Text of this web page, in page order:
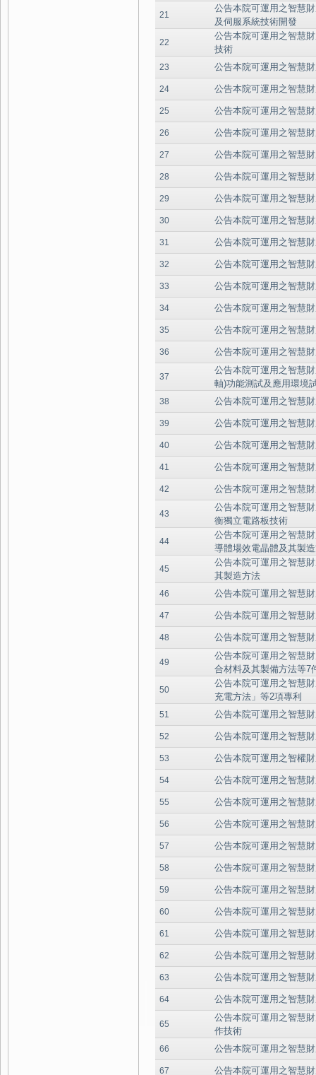
21
公告本院可運用之智慧
及伺服系統技術開發
22
公告本院可運用之智慧
技術
23 公告本院可運用之智慧
24 公告本院可運用之智慧
25 公告本院可運用之智慧
26 公告本院可運用之智慧
27 公告本院可運用之智慧
28 公告本院可運用之智慧
29 公告本院可運用之智慧
30 公告本院可運用之智慧
31 公告本院可運用之智慧
32 公告本院可運用之智慧
33 公告本院可運用之智慧
34 公告本院可運用之智慧
35 公告本院可運用之智慧
36 公告本院可運用之智慧
37
公告本院可運用之智慧
軸)功能測試及應用環境
38 公告本院可運用之智慧
39 公告本院可運用之智慧
40 公告本院可運用之智慧
41 公告本院可運用之智慧
42 公告本院可運用之智慧
43
公告本院可運用之智慧
衡獨立電路板技術
44
公告本院可運用之智慧
導體場效電晶體及其製
45
公告本院可運用之智慧
其製造方法
46 公告本院可運用之智慧
47 公告本院可運用之智慧
48 公告本院可運用之智慧
49
公告本院可運用之智慧
合材料及其製備方法等7
50
公告本院可運用之智慧
充電方法」等2項專利
51 公告本院可運用之智慧
52 公告本院可運用之智慧
53 公告本院可運用之智權
54 公告本院可運用之智慧
55 公告本院可運用之智慧
56 公告本院可運用之智慧
57 公告本院可運用之智慧
58 公告本院可運用之智慧
59 公告本院可運用之智慧
60 公告本院可運用之智慧
61 公告本院可運用之智慧
62 公告本院可運用之智慧
63 公告本院可運用之智慧
64 公告本院可運用之智慧
65
公告本院可運用之智慧
作技術
66 公告本院可運用之智慧
67 公告本院可運用之智慧